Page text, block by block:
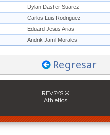
Dylan Dasher Suarez
Carlos Luis Rodriguez
Eduard Jesus Arias
Andrik Jamil Morales
Regresar
REVSYS ®
Athletics